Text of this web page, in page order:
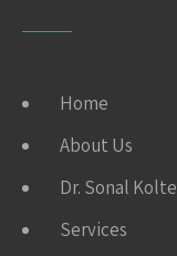
Home
About Us
Dr. Sonal Kolte
Services